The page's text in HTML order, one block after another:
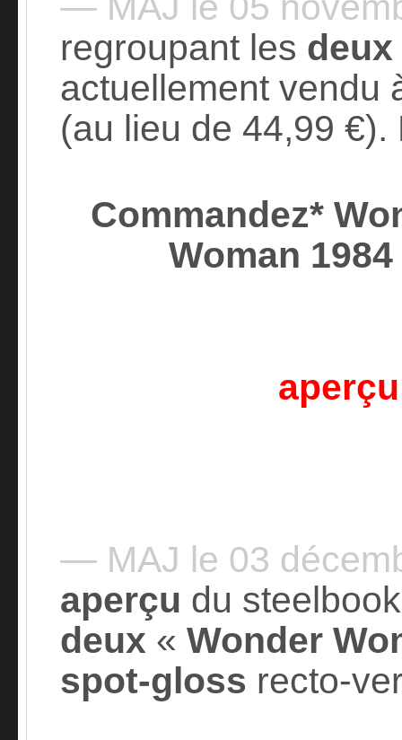
regroupant les deux
actuellement vendu
(au lieu de 44,99
Commandez*
Woman
— MAJ le 03
aperçu du
deux «Wonder
spot-gloss recto-